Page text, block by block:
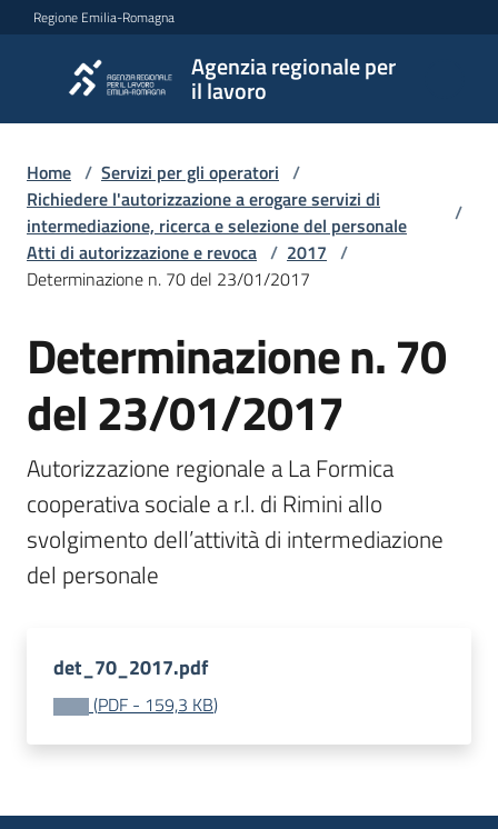
Vai al contenuto
Vai alla navigazione
Vai al footer
Regione Emilia-Romagna
Agenzia regionale per
il lavoro
Agenzia
regionale
per il
lavoro
L'Agenzia
Novità
Servizi
centri
per
Lavoro
Seguici
Home / Servizi per gli operatori /
Richiedere l'autorizzazione a erogare servizi di
intermediazione, ricerca e selezione del personale
/
Atti di autorizzazione e revoca / 2017 /
Determinazione n. 70 del 23/01/2017
Determinazione n. 70
del 23/01/2017
Autorizzazione regionale a La Formica
cooperativa sociale a r.l. di Rimini allo
svolgimento dell’attività di intermediazione
det_70_2017.pdf
(PDF - 159,3 KB)